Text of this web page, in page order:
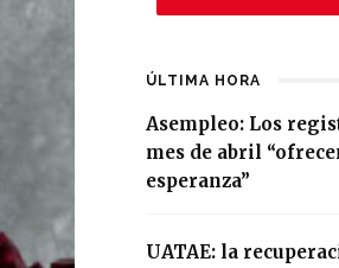
ÚLTIMA HORA
Asempleo: Los
mes de abril
esperanza”
UATAE: la